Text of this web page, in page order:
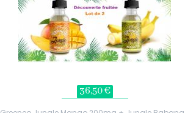
36,50 €